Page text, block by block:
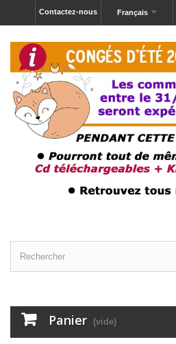
Français
Contactez-nous
Panier (vide)